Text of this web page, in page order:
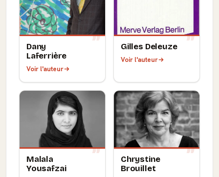
Dany
Laferrière
Voir l'auteur
Gilles Deleuze
Voir l'auteur
Malala
Yousafzai
Chrystine
Brouillet